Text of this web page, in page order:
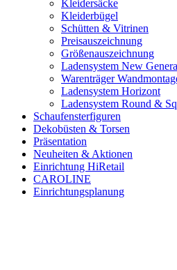
Kleidersäcke
Kleiderbügel
Schütten & Vitrinen
Preisauszeichnung
Größenauszeichnung
Ladensystem New
Warenträger
Ladensystem Horizont
Ladensystem Round &
Schaufenster­figuren
Dekobüsten & Torsen
Präsentation
Neuheiten & Aktionen
Einrichtung HiRetail
CAROLINE
Einrichtungsplanung